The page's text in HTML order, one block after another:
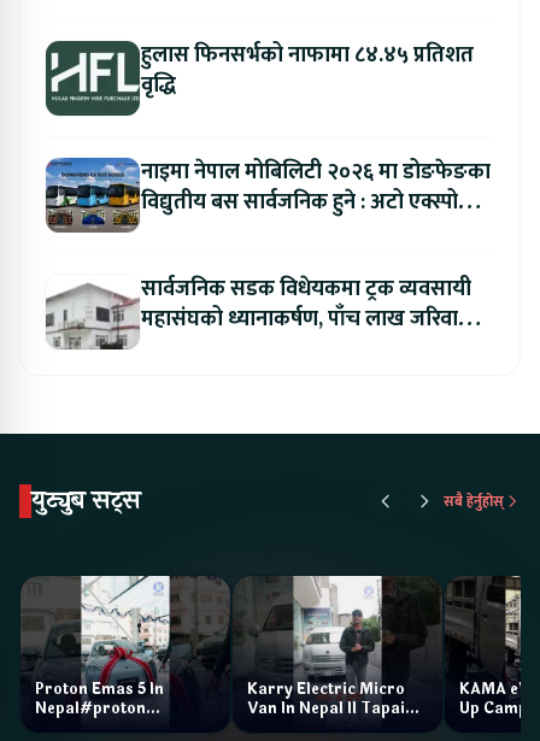
हुलास फिनसर्भको नाफामा ८४.४५ प्रतिशत
वृद्धि
नाइमा नेपाल मोबिलिटी २०२६ मा डोङफेङका
विद्युतीय बस सार्वजनिक हुने : अटो एक्स्पोमा
सार्वजनिक सडक विधेयकमा ट्रक व्यवसायी
महासंघको ध्यानाकर्षण, पाँच लाख जरिवाना
युट्युब सट्स सबै हेर्नुहोस्
Proton Emas 5 In
Nepal#proton
#protonemas5#protonnepal#evcarnepal
Karry Electric Micro
Van In Nepal II Tapaiko
Bazar II Jankari
KAMA eV
Up Camp